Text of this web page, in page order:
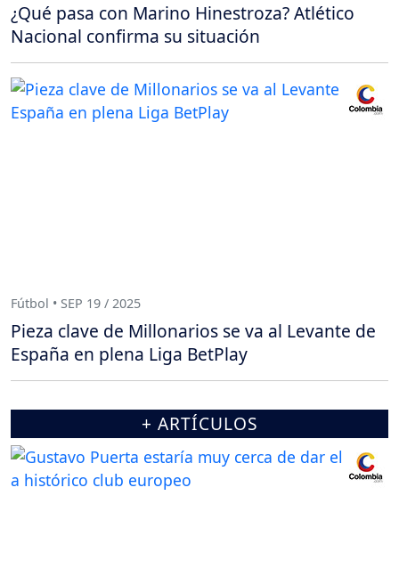
¿Qué pasa con Marino Hinestroza? Atlético
Nacional confirma su situación
Fútbol • SEP 19 / 2025
Pieza clave de Millonarios se va al Levante de
España en plena Liga BetPlay
+ ARTÍCULOS